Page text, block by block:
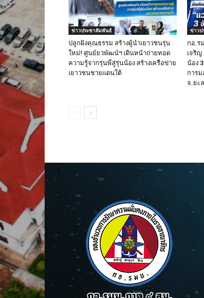
ข่าวประชาสัมพันธ์
ปลูกฝังคุณธรรม สร้างผู้นำเยาวชนรุ่น
ใหม่! ศูนย์ยวพัฒน์ฯ เดินหน้าถ่ายทอด
ความรู้จากรุ่นพี่สู่รุ่นน้อง สร้างเครือข่าย
เยาวชนชายแดนใต้
ข่าวป
กอ.ร
เจริญ
น้อง
การม
จ.ยะ